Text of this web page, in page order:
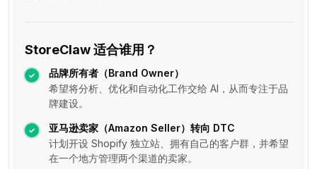
StoreClaw 适合谁用？
品牌所有者（Brand Owner）
希望将分析、优化和自动化工作交给 AI，从而专注于品
牌建设。
亚马逊卖家（Amazon Seller）转向 DTC
计划开设 Shopify 独立站、拥有自己的客户群，并希望
在一个地方管理两个渠道的卖家。